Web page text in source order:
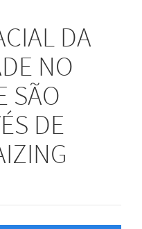
DA
NO
SÃO
DE